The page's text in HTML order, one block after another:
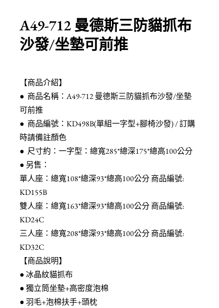
A49-712 曼德斯三防貓抓布
沙發/坐墊可前推
【商品介紹】
● 商品名稱：A49-712 曼德斯三防貓抓布沙發/坐墊
可前推
● 商品編號：KD498B(單組一字型+腳椅沙發) / 訂購
時請備註顏色
● 尺寸約：一字型：總寬285*總深175*總高100公分
● 另售：
單人座：總寬108*總深93*總高100公分 商品編號:
KD155B
雙人座：總寬163*總深93*總高100公分 商品編號:
KD24C
三人座：總寬208*總深93*總高100公分 商品編號:
KD32C
【商品說明】
● 冰晶紋貓抓布
● 獨立筒坐墊+高密度泡棉
● 羽毛+泡棉扶手+頭枕